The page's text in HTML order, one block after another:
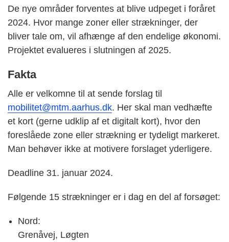
De nye områder forventes at blive udpeget i foråret
2024. Hvor mange zoner eller strækninger, der
bliver tale om, vil afhænge af den endelige økonomi.
Projektet evalueres i slutningen af 2025.
Fakta
Alle er velkomne til at sende forslag til
mobilitet@mtm.aarhus.dk. Her skal man vedhæfte
et kort (gerne udklip af et digitalt kort), hvor den
foreslåede zone eller strækning er tydeligt markeret.
Man behøver ikke at motivere forslaget yderligere.
Deadline 31. januar 2024.
Følgende 15 strækninger er i dag en del af forsøget:
Nord:
Grenåvej, Løgten